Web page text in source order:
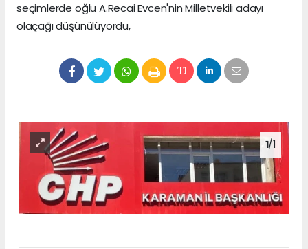
seçimlerde oğlu A.Recai Evcen'nin Milletvekili adayı
olaçağı düşünülüyordu,
1/1